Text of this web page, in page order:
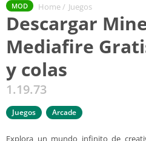
MOD Home / Juegos
Descargar
Mediafire
y colas
1.19.73
Juegos Arcade
Explora un mundo infinito de